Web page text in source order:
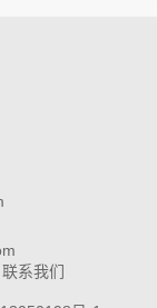
联系我们